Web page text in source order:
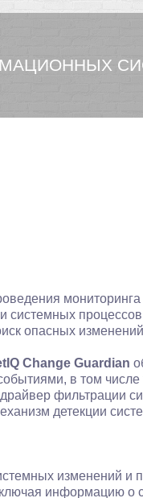
системных
опасных
Change Guardian
в том
фильтрации
детекции
изменений и
информацию о